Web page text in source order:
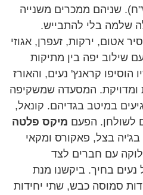
בשום טרי כתוש, גם אפוי בתנור גחלים (18 ש"ח). שניהם ממכרים משנייה
שלמה בלי להתבייש.
אטום, ירקות, זעפרן, אגוזי
עם שילוב יפה בין מתיקות
הוסיפו קראנץ' נעים, והאורז
ומדויקת. המסעדה שמשקיפה
במיטב בגדיהם. קונאל,
לשולחן. הפעם מיקס פלטה
בצל, פאקורס ומקאי
לחלוקה עם חברים לצד
נעים בחיך. ביקשנו מנת
סמוסה כבש, שתי יחידות